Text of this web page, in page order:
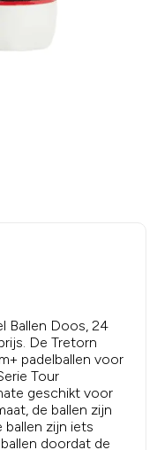
Ballen Doos, 24
De Tretorn
padelballen voor
Tour
geschikt voor
de ballen zijn
ballen zijn iets
doordat de